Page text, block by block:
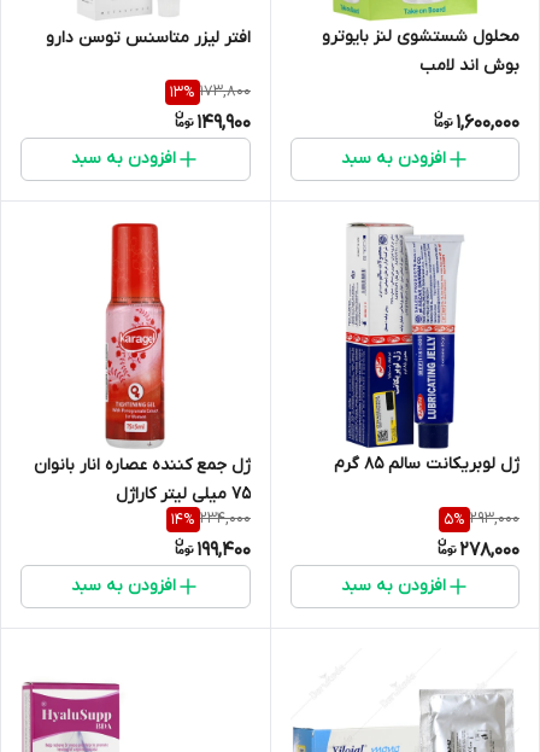
محلول شستشوی لنز بایوترو
بوش اند لامب
1,600,000
افزودن به سبد
افتر لیزر متاسنس توسن دارو
173,800
13%
149,900
افزودن به سبد
ژل لوبریکانت سالم 85 گرم
293,000
5%
278,000
افزودن به سبد
ژل جمع کننده عصاره انار بانوان
75 میلی لیتر کاراژل
234,000
14%
199,400
افزودن به سبد